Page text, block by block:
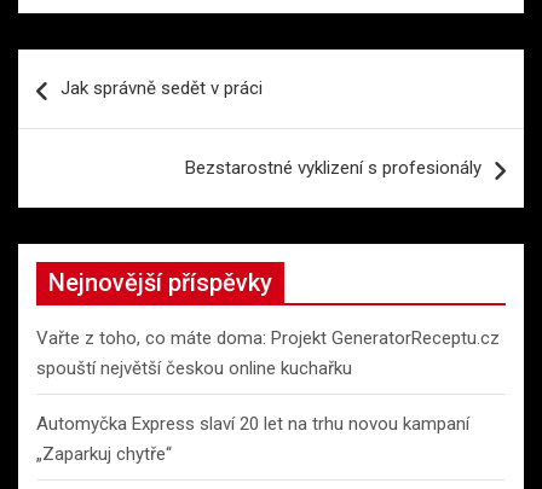
proJak správně sedět v práci
Bezstarostné vyklizení s profesionály
Nejnovější příspěvky
Vařte z toho, co máte doma: Projekt GeneratorReceptu.cz
spouští největší českou online kuchařku
Automyčka Express slaví 20 let na trhu novou kampaní
„Zaparkuj chytře“